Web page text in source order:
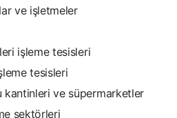
ve işletmeler
işleme tesisleri
tesisleri
kantinleri ve süpermarketler
sektörleri